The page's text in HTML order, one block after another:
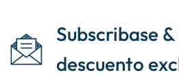
Subscribase
descuento